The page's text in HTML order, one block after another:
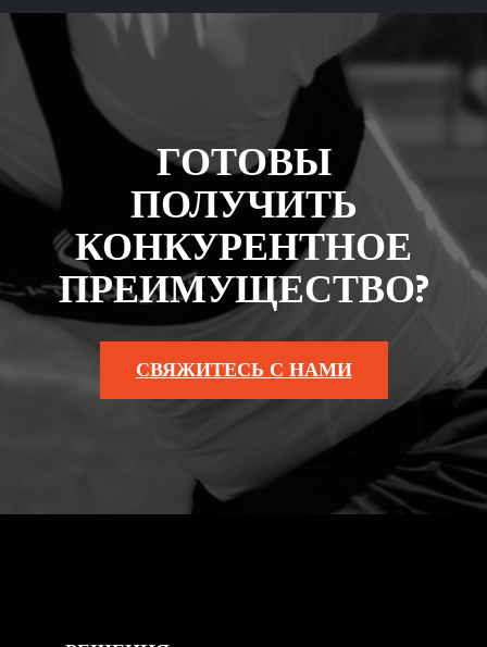
ГОТОВЫ
ПОЛУЧИТЬ
КОНКУРЕНТНОЕ
ПРЕИМУЩЕСТВО?
СВЯЖИТЕСЬ С НАМИ